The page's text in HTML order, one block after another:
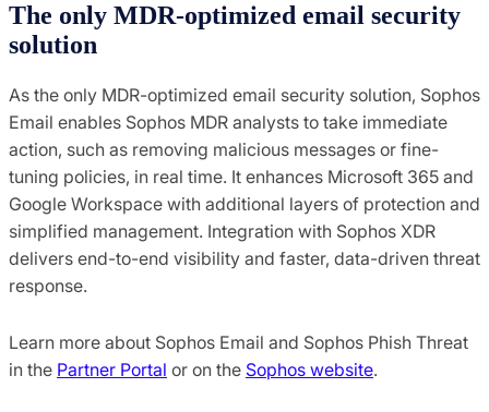
The only MDR-optimized email security
solution
As the only MDR-optimized email security solution, Sophos
Email enables Sophos MDR analysts to take immediate
action, such as removing malicious messages or fine-
tuning policies, in real time. It enhances Microsoft 365 and
Google Workspace with additional layers of protection and
simplified management. Integration with Sophos XDR
delivers end-to-end visibility and faster, data-driven threat
response.
Learn more about Sophos Email and Sophos Phish Threat
in the Partner Portal or on the Sophos website.